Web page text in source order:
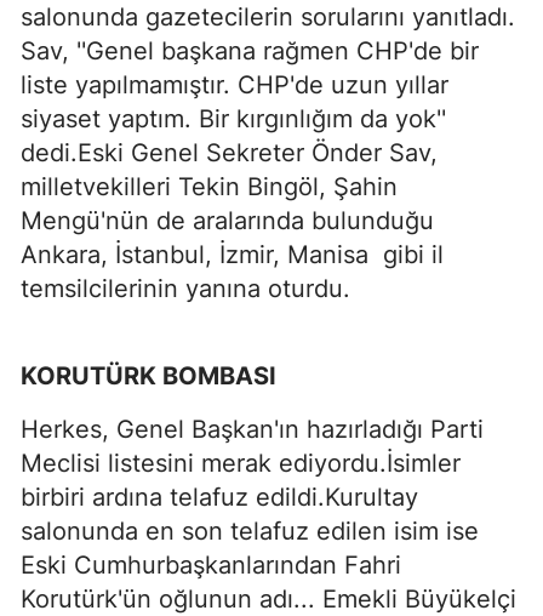
salonunda gazetecilerin sorularını yanıtladı.
Sav, ''Genel başkana rağmen CHP'de bir
liste yapılmamıştır. CHP'de uzun yıllar
siyaset yaptım. Bir kırgınlığım da yok''
dedi.Eski Genel Sekreter Önder Sav,
milletvekilleri Tekin Bingöl, Şahin
Mengü'nün de aralarında bulunduğu
Ankara, İstanbul, İzmir, Manisa gibi il
temsilcilerinin yanına oturdu.
KORUTÜRK BOMBASI
Herkes, Genel Başkan'ın hazırladığı Parti
Meclisi listesini merak ediyordu.İsimler
birbiri ardına telafuz edildi.Kurultay
salonunda en son telafuz edilen isim ise
Eski Cumhurbaşkanlarından Fahri
Korutürk'ün oğlunun adı... Emekli Büyükelçi